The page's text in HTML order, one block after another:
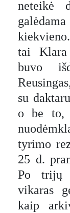
neteikė
tai Klara
buvo
su
o be to,
tyrimo
25 d.
Po trijų
vikaras
kaip